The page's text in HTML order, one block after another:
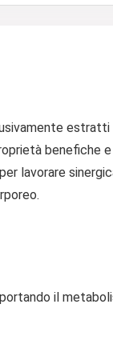
estratti
benefiche
lavorare
il